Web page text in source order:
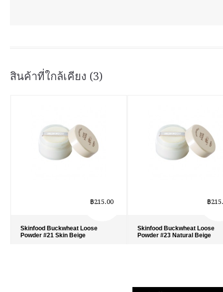
สินค้าที่ใกล้เคียง (3)
Skinfood Buckwheat Loose
Powder #21 Skin Beige
฿215.00
Skinfood Buckwheat Loose
Powder #23 Natural Beige
฿